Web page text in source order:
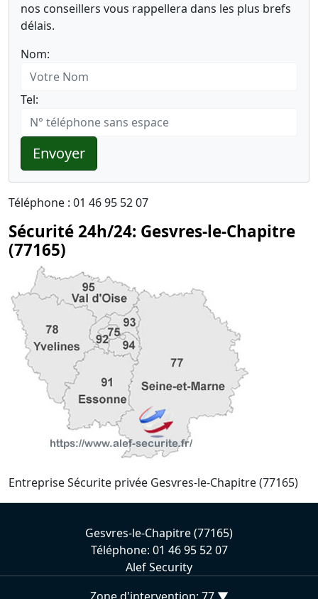
nos conseillers vous rappellera dans les plus brefs
délais.
Nom:
Tel:
Envoyer
Téléphone : 01 46 95 52 07
Sécurité 24h/24: Gesvres-le-Chapitre
(77165)
Entreprise Sécurite privée Gesvres-le-Chapitre (77165)
Gesvres-le-Chapitre (77165)
Téléphone: 01 46 95 52 07
Alef Security